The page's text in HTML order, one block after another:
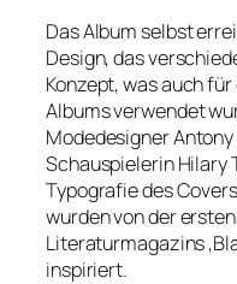
Das Album selbst
Design, das
Konzept, was auch
Albums verwendet
Modedesigner
Schauspielerin Hilary
Typografie des
wurden von der
Literaturmagazins
inspiriert.